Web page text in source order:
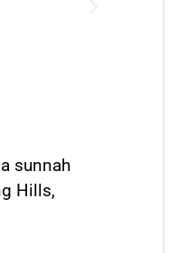
sunnah
Hills,